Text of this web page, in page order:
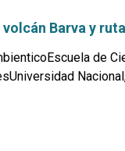
Barva y
de